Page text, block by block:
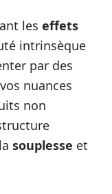
les effets
intrinsèque
par des
nuances
non
souplesse et